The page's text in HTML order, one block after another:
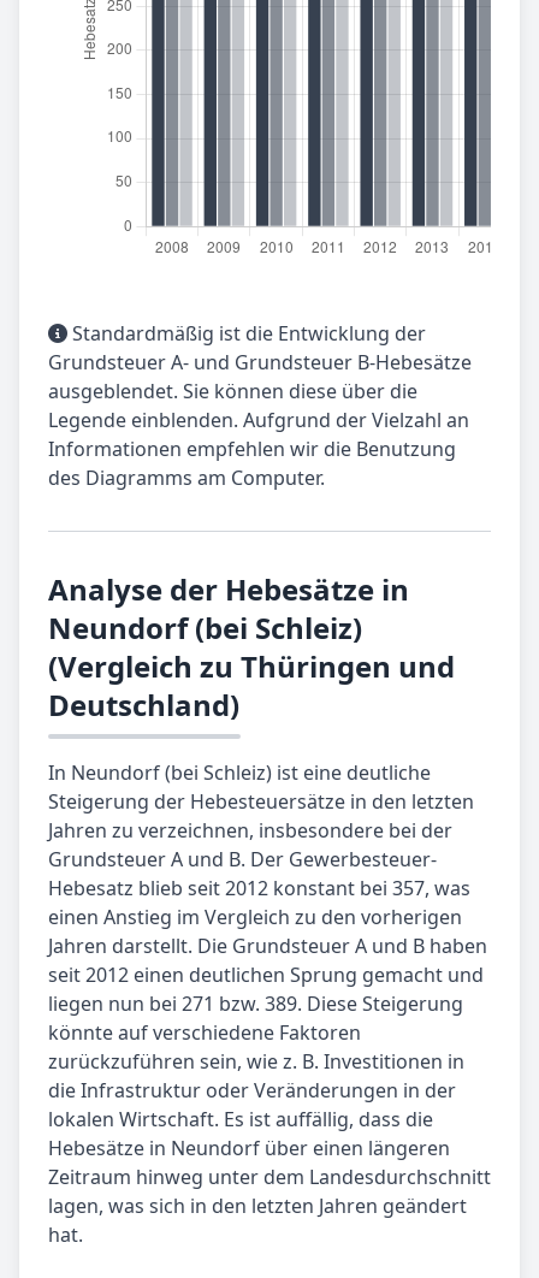
Standardmäßig ist die Entwicklung der
Grundsteuer A- und Grundsteuer B-Hebesätze
ausgeblendet. Sie können diese über die
Legende einblenden. Aufgrund der Vielzahl an
Informationen empfehlen wir die Benutzung
des Diagramms am Computer.
Analyse der Hebesätze in
Neundorf (bei Schleiz)
(Vergleich zu Thüringen und
Deutschland)
In Neundorf (bei Schleiz) ist eine deutliche
Steigerung der Hebesteuersätze in den letzten
Jahren zu verzeichnen, insbesondere bei der
Grundsteuer A und B. Der Gewerbesteuer-
Hebesatz blieb seit 2012 konstant bei 357, was
einen Anstieg im Vergleich zu den vorherigen
Jahren darstellt. Die Grundsteuer A und B haben
seit 2012 einen deutlichen Sprung gemacht und
liegen nun bei 271 bzw. 389. Diese Steigerung
könnte auf verschiedene Faktoren
zurückzuführen sein, wie z. B. Investitionen in
die Infrastruktur oder Veränderungen in der
lokalen Wirtschaft. Es ist auffällig, dass die
Hebesätze in Neundorf über einen längeren
Zeitraum hinweg unter dem Landesdurchschnitt
lagen, was sich in den letzten Jahren geändert
hat.